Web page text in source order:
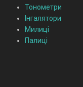
Тонометри
Інгалятори
Милиці
Палиці